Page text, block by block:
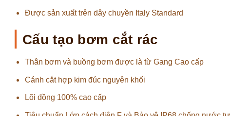
Được sản xuất trên dây chuyền Italy Standard
Cấu tạo bơm cắt rác
Thân bơm và buồng bơm được là từ Gang Cao cấp
Cánh cắt hợp kim đúc nguyên khối
Lõi đồng 100% cao cấp